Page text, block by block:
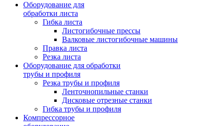
Оборудование для
обработки листа
Гибка листа
Листогибочные прессы
Валковые листогибочные машины
Правка листа
Резка листа
Оборудование для обработки
трубы и профиля
Резка трубы и профиля
Ленточнопильные станки
Дисковые отрезные станки
Гибка трубы и профиля
Компрессорное